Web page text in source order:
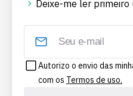
Deixe-me ler primeiro
Autorizo o envio das
com os Termos de uso.